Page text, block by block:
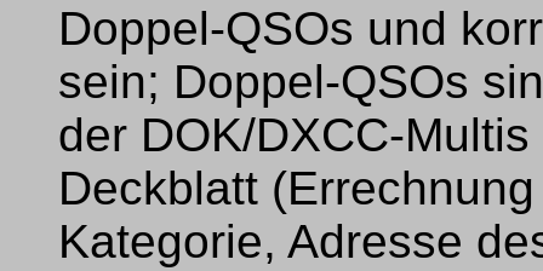
Doppel-QSOs und
sein; Doppel-QSOs
der DOK/DXCC-
Deckblatt
Kategorie, Adresse